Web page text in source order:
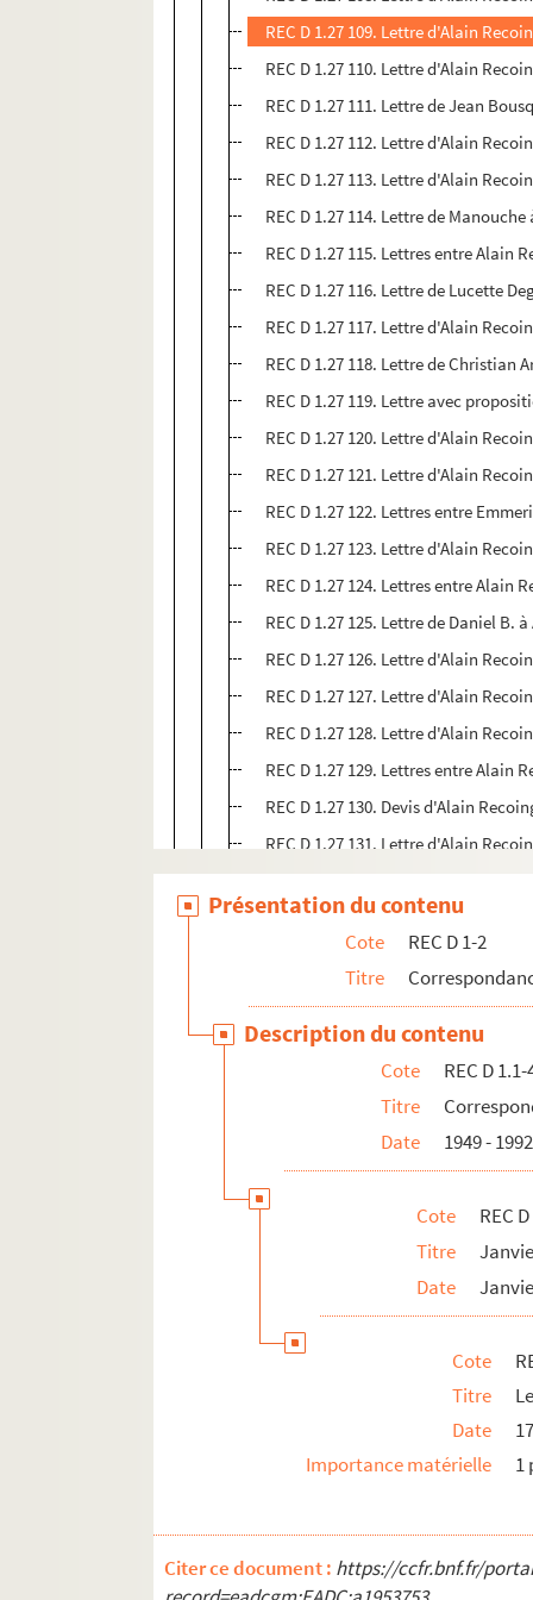
REC D 1.27 109. Lettre d'Alain
REC D 1.27 110. Lettre d'Alain
REC D 1.27 111. Lettre de Jean
REC D 1.27 112. Lettre d'Alain
REC D 1.27 113. Lettre d'Alain
REC D 1.27 114. Lettre de
REC D 1.27 115. Lettres entre Alain
REC D 1.27 116. Lettre de Lucette
REC D 1.27 117. Lettre d'Alain
REC D 1.27 118. Lettre de Christian
REC D 1.27 119. Lettre avec
REC D 1.27 120. Lettre d'Alain
REC D 1.27 121. Lettre d'Alain
REC D 1.27 122. Lettres entre
REC D 1.27 123. Lettre d'Alain
REC D 1.27 124. Lettres entre Alain
REC D 1.27 125. Lettre de Daniel B.
REC D 1.27 126. Lettre d'Alain
REC D 1.27 127. Lettre d'Alain
REC D 1.27 128. Lettre d'Alain
REC D 1.27 129. Lettres entre Alain
REC D 1.27 130. Devis d'Alain
REC D 1.27 131. Lettre d'Alain
REC D 1.27 132. Lettre de G. Saby à
REC D 1.27 133. Lettre d'Alain
REC D 1.27 134. Lettre d'Alain
REC D 1.27 135. Lettre d'Alain
REC D 1.27 136. Lettre d'Alain
REC D 1.27 137. Lettres entre Alain
REC D 1.27 138. Lettre avec
REC D 1.27 139. Lettre
REC D 1.27 140. Lettre d'Alain
REC D 1.27 141. Reçu de paiement
REC D 1.27 142. Facture de La
REC D 1.27 143. Diplôme de
REC D 1.27 144. Lettres entre Alain
REC D 1.27 145. Lettre d'Alain
REC D 1.27 146. Contrat entre
REC D 1.27 147. Contrat entre
REC D 1.28 1-31. Janvier Décembre
REC D 1.31 1-23. Janvier Décembre
Présentation du contenu
Cote
REC D 1-2
Titre
Description du contenu
Cote
REC D
Titre
Date
1949 - 1992
Cote
REC
Titre
Date
Cote
Titre
Date
Importance matérielle
1
Citer ce document : https://ccfr.bnf.fr/